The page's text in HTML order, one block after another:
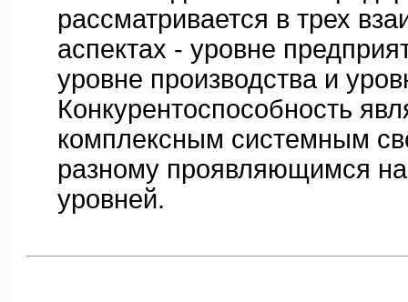
рассматривается в трех
аспектах - уровне
уровне производства и
Конкурентоспособность
комплексным системным
разному проявляющимся
уровней.